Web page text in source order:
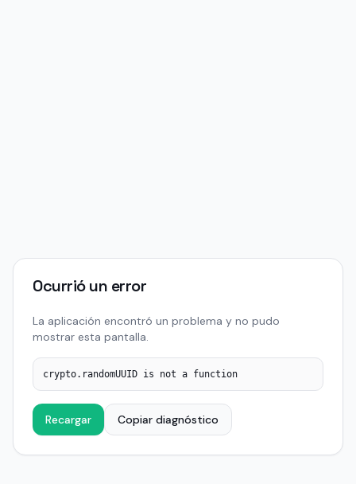
Ocurrió un error
La aplicación encontró un problema y no pudo
mostrar esta pantalla.
crypto.randomUUID is not a function
Recargar Copiar diagnóstico